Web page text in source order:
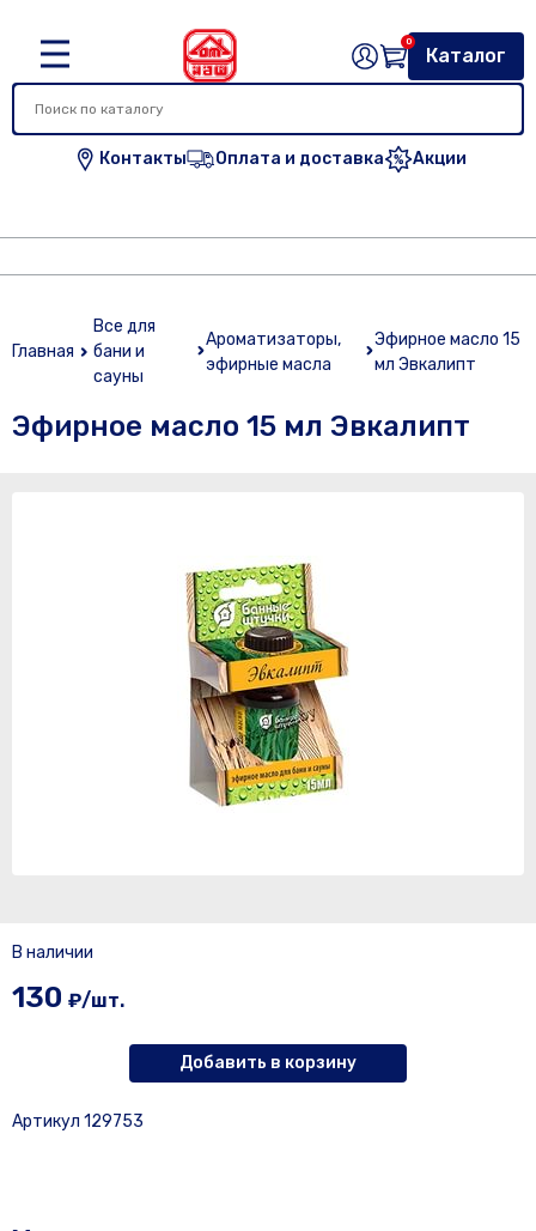
Контакты Оплата и доставка Акции
Каталог
0
Главная
Все для
бани и
сауны
Ароматизаторы,
эфирные масла
Эфирное масло 15
мл Эвкалипт
Эфирное масло 15 мл Эвкалипт
В наличии
130 ₽/шт.
Добавить в корзину
Артикул 129753